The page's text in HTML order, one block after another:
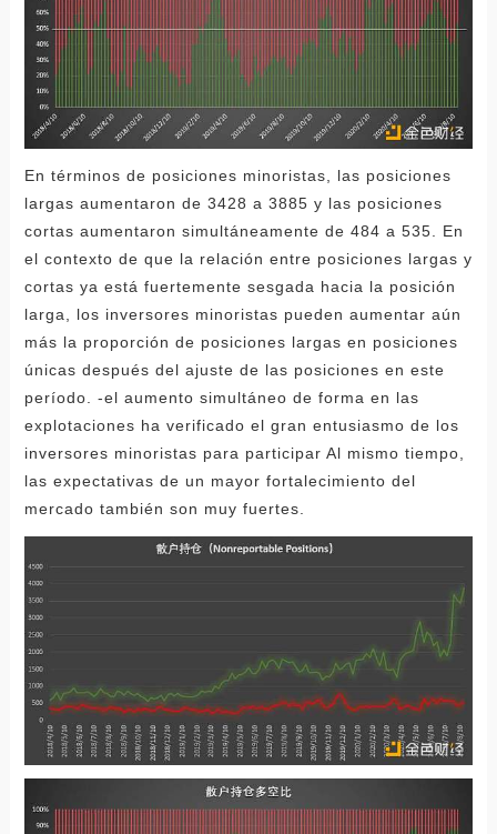
En términos de posiciones minoristas, las posiciones
largas aumentaron de 3428 a 3885 y las posiciones
cortas aumentaron simultáneamente de 484 a 535. En
el contexto de que la relación entre posiciones largas y
cortas ya está fuertemente sesgada hacia la posición
larga, los inversores minoristas pueden aumentar aún
más la proporción de posiciones largas en posiciones
únicas después del ajuste de las posiciones en este
período. -el aumento simultáneo de forma en las
explotaciones ha verificado el gran entusiasmo de los
inversores minoristas para participar Al mismo tiempo,
las expectativas de un mayor fortalecimiento del
mercado también son muy fuertes.